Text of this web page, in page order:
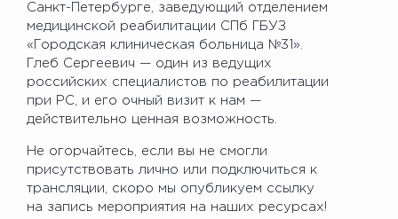
Санкт-Петербурге, заведующий отделением
медицинской реабилитации СПб ГБУЗ
«Городская клиническая больница №31».
Глеб Сергеевич — один из ведущих
российских специалистов по реабилитации
при РС, и его очный визит к нам —
действительно ценная возможность.
Не огорчайтесь, если вы не смогли
присутствовать лично или подключиться к
трансляции, скоро мы опубликуем ссылку
на запись мероприятия на наших ресурсах!